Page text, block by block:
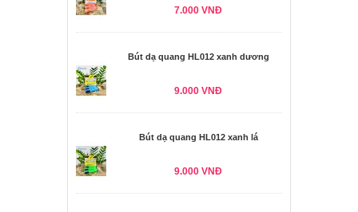
7.000 VNĐ
Bút dạ quang HL012 xanh dương
9.000 VNĐ
Bút dạ quang HL012 xanh lá
9.000 VNĐ